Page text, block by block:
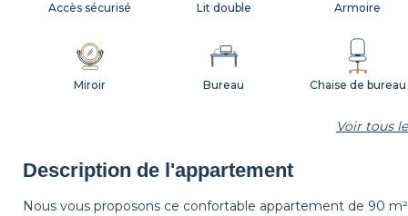
Lampadaire
Bureau
Armoire
Étagère
Miroir Chaise de bureau
Accès sécurisé Lit double
Voir tous
Description de l'appartement
Nous vous proposons ce confortable appartement de 90